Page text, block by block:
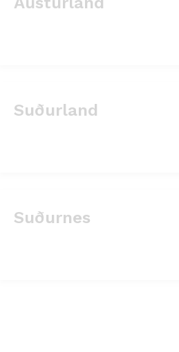
Suðurland
Suðurnes